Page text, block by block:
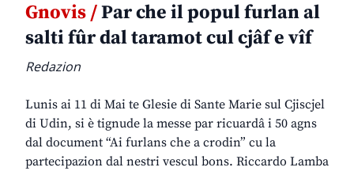
Gnovis /Par che il popul furlan al
salti fûr dal taramot cul cjâf e vîf
Redazion
Lunis ai 11 di Mai te Glesie di Sante Marie sul Cjiscjel
di Udin, si è tignude la messe par ricuardâ i 50 agns
dal document “Ai furlans che a crodin” cu la
partecipazion dal nestri vescul bons. Riccardo Lamba